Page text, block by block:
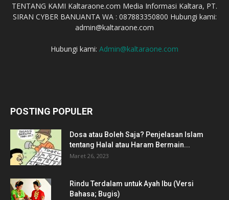
TENTANG KAMI Kaltaraone.com Media Informasi Kaltara, PT.
SIRAN CYBER BANUANTA WA : 087883350800 Hubungi kami:
admin@kaltaraone.com
Hubungi kami: Admin@kaltaraone.com
POSTING POPULER
Dosa atau Boleh Saja? Penjelasan Islam
tentang Halal atau Haram Bermain...
Maret 26, 2023
Rindu Terdalam untuk Ayah Ibu (Versi
Bahasa; Bugis)